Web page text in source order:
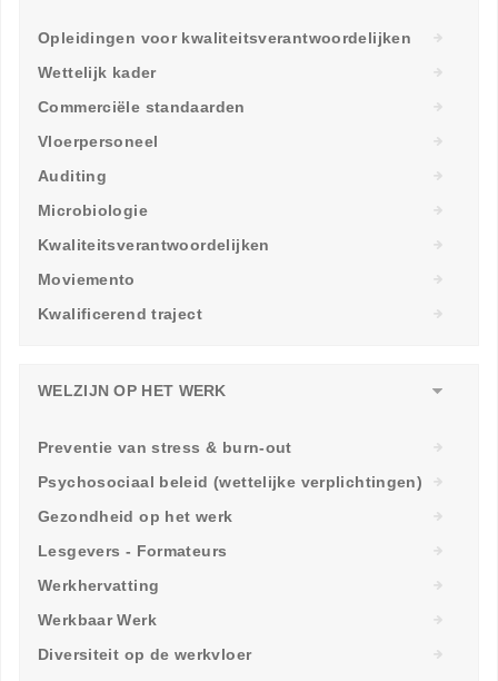
Opleidingen voor kwaliteitsverantwoordelijken
Wettelijk kader
Commerciële standaarden
Vloerpersoneel
Auditing
Microbiologie
Kwaliteitsverantwoordelijken
Moviemento
Kwalificerend traject
WELZIJN OP HET WERK
Preventie van stress & burn-out
Psychosociaal beleid (wettelijke verplichtingen)
Gezondheid op het werk
Lesgevers - Formateurs
Werkhervatting
Werkbaar Werk
Diversiteit op de werkvloer